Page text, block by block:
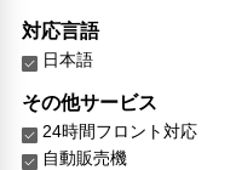
対応言語
日本語
その他サービス
24時間フロント対応
自動販売機